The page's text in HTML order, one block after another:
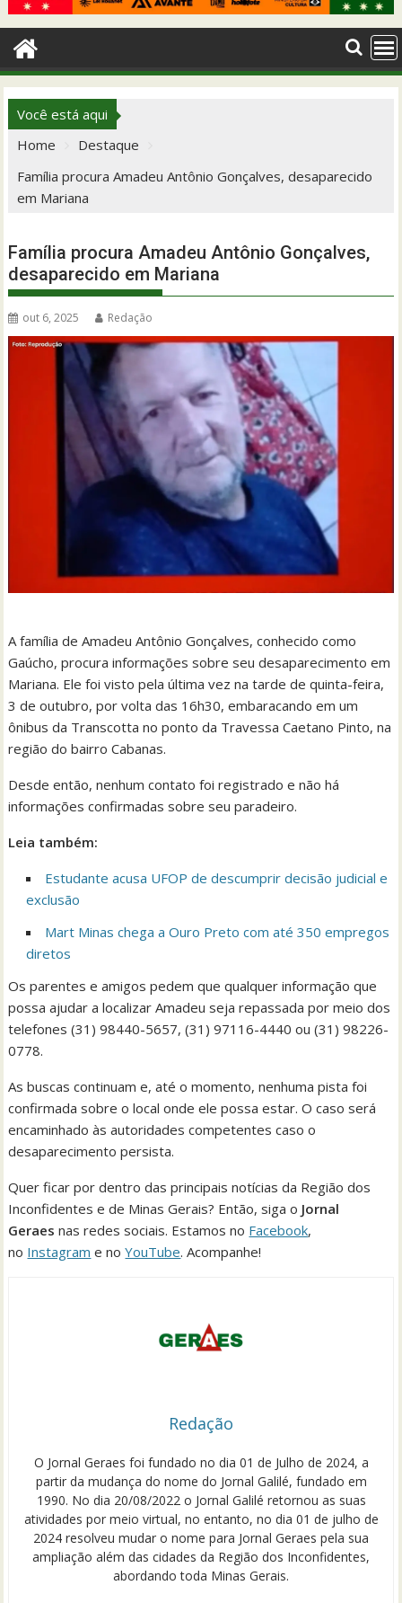
Você está aqui
Home
Destaque
Família procura Amadeu Antônio Gonçalves, desaparecido
em Mariana
Família procura Amadeu Antônio Gonçalves,
desaparecido em Mariana
out 6, 2025 Redação
A família de Amadeu Antônio Gonçalves, conhecido como
Gaúcho, procura informações sobre seu desaparecimento em
Mariana. Ele foi visto pela última vez na tarde de quinta-feira,
3 de outubro, por volta das 16h30, embaracando em um
ônibus da Transcotta no ponto da Travessa Caetano Pinto, na
região do bairro Cabanas.
Desde então, nenhum contato foi registrado e não há
informações confirmadas sobre seu paradeiro.
Leia também:
Estudante acusa UFOP de descumprir decisão judicial e
exclusão
Mart Minas chega a Ouro Preto com até 350 empregos
diretos
Os parentes e amigos pedem que qualquer informação que
possa ajudar a localizar Amadeu seja repassada por meio dos
telefones (31) 98440-5657, (31) 97116-4440 ou (31) 98226-
0778.
As buscas continuam e, até o momento, nenhuma pista foi
confirmada sobre o local onde ele possa estar. O caso será
encaminhado às autoridades competentes caso o
desaparecimento persista.
Quer ficar por dentro das principais notícias da Região dos
Inconfidentes e de Minas Gerais? Então, siga o Jornal
Geraesnas redes sociais. Estamos no Facebook,
no Instagram e noYouTube. Acompanhe!
Redação
O Jornal Geraes foi fundado no dia 01 de Julho de 2024, a
partir da mudança do nome do Jornal Galilé, fundado em
1990. No dia 20/08/2022 o Jornal Galilé retornou as suas
atividades por meio virtual, no entanto, no dia 01 de julho de
2024 resolveu mudar o nome para Jornal Geraes pela sua
ampliação além das cidades da Região dos Inconfidentes,
abordando toda Minas Gerais.